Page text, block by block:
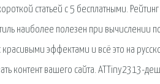
статьей с 5 бесплатными.
наиболее полезен при вычислении
красивыми эффектами и всё это на
контент вашего сайта.